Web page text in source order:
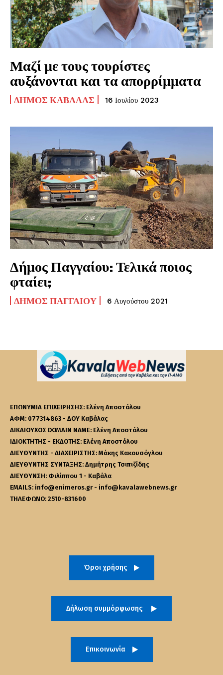
Μαζί με τους τουρίστες
αυξάνονται και τα απορρίμματα
ΔΉΜΟΣ ΚΑΒΆΛΑΣ 16 Ιουλίου 2023
Δήμος Παγγαίου: Τελικά ποιος
φταίει;
ΔΉΜΟΣ ΠΑΓΓΑΊΟΥ 6 Αυγούστου 2021
ΕΠΩΝΥΜΙΑ ΕΠΙΧΕΙΡΗΣΗΣ: Ελένη Αποστόλου
ΑΦΜ: 077314863 - ΔΟΥ Καβάλας
ΔΙΚΑΙΟΥΧΟΣ DOMAIN NAME: Ελένη Αποστόλου
ΙΔΙΟΚΤΗΤΗΣ - ΕΚΔΟΤΗΣ: Ελένη Αποστόλου
ΔΙΕΥΘΥΝΤΗΣ - ΔΙΑΧΕΙΡΙΣΤΗΣ: Μάκης Κακουσόγλου
ΔΙΕΥΘΥΝΤΗΣ ΣΥΝΤΑΞΗΣ: Δημήτρης Τσιπιζίδης
ΔΙΕΥΘΥΝΣΗ: Φιλίππου 1 - Καβάλα
EMAILS: info@enimeros.gr - info@kavalawebnews.gr
ΤΗΛΕΦΩΝΟ: 2510-831600
Όροι χρήσης
Δήλωση συμμόρφωσης
Επικοινωνία